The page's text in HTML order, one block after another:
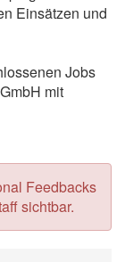
Einsätzen und
Jobs
mit
Feedbacks
sichtbar.